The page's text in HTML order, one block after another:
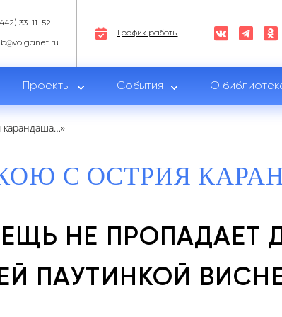
33-11-52
График работы
Проекты События О
карандаша…»
С ОСТРИЯ
НЕ ПРОПАДАЕТ
ПАУТИНКОЙ